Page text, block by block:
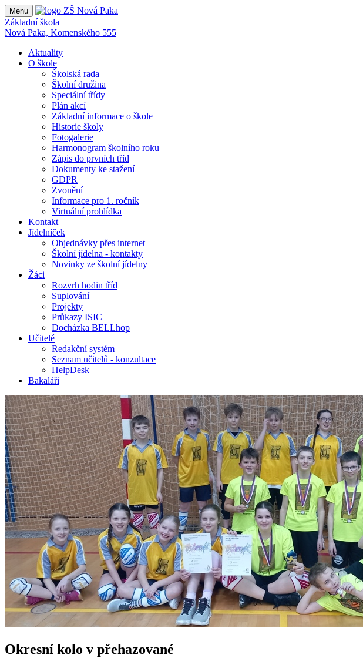
Menu
Základní škola
Nová Paka, Komenského 555
Aktuality
O škole
Školská rada
Školní družina
Speciální třídy
Plán akcí
Základní informace o škole
Historie školy
Fotogalerie
Harmonogram školního roku
Zápis do prvních tříd
Dokumenty ke stažení
GDPR
Zvonění
Informace pro 1. ročník
Virtuální prohlídka
Kontakt
Jídelníček
Objednávky přes internet
Školní jídelna - kontakty
Novinky ze školní jídelny
Žáci
Rozvrh hodin tříd
Suplování
Projekty
Průkazy ISIC
Docházka BELLhop
Učitelé
Redakční systém
Seznam učitelů - konzultace
HelpDesk
Bakaláři
Okresní kolo v přehazované